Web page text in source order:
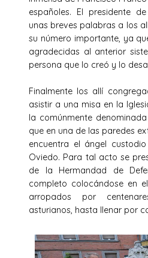
españoles. El presidente
unas breves palabras a los
su número importante, ya
agradecidas al anterior
persona que lo creó y lo
Finalmente los allí
asistir a una misa en la
la comúnmente
que en una de las paredes
encuentra el ángel
Oviedo. Para tal acto se
de la Hermandad de
completo colocándose en
arropados por
asturianos, hasta llenar por